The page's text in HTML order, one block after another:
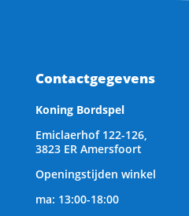
Contactgegevens
Koning Bordspel
Emiclaerhof 122-126,
3823 ER Amersfoort
Openingstijden winkel
ma: 13:00-18:00